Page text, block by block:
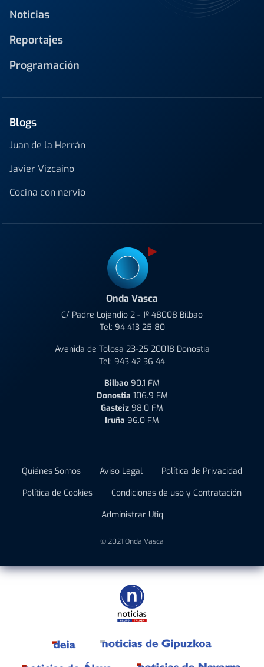
Noticias
Reportajes
Programación
Blogs
Juan de la Herrán
Javier Vizcaino
Cocina con nervio
Onda Vasca
C/ Padre Lojendio 2 - 1º 48008 Bilbao
Tel: 94 413 25 80
Avenida de Tolosa 23-25 20018 Donostia
Tel: 943 42 36 44
Bilbao 90.1 FM
Donostia 106.9 FM
Gasteiz 98.0 FM
Iruña 96.0 FM
Quiénes Somos Aviso Legal
Política de Privacidad
Política de Cookies
Condiciones de uso y Contratación
Administrar Utiq
© 2021 Onda Vasca